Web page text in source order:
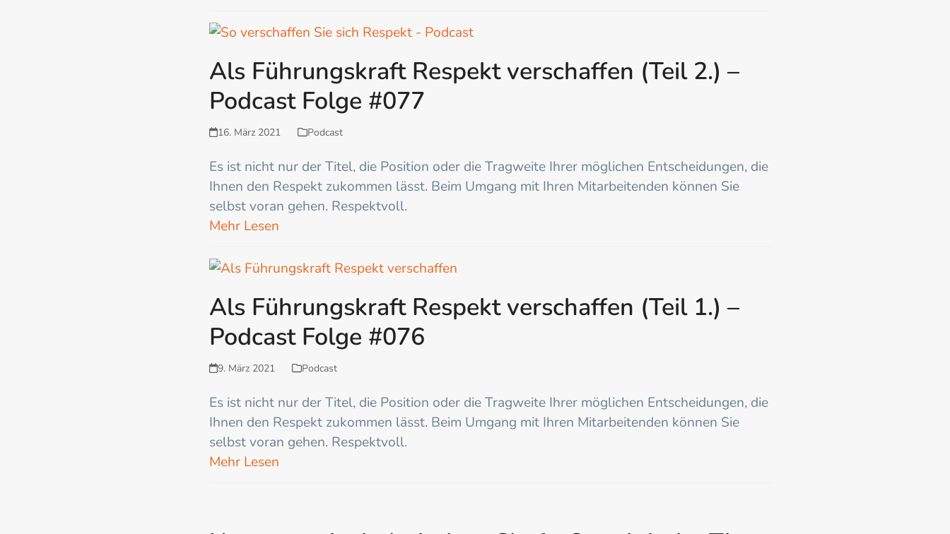
Als Führungskraft Respekt verschaffen (Teil 2.) –
Podcast Folge #077
16. März 2021 Podcast
Es ist nicht nur der Titel, die Position oder die Tragweite Ihrer möglichen Entscheidungen, die
Ihnen den Respekt zukommen lässt. Beim Umgang mit Ihren Mitarbeitenden können Sie
selbst voran gehen. Respektvoll.
Mehr Lesen
Als Führungskraft Respekt verschaffen (Teil 1.) –
Podcast Folge #076
9. März 2021 Podcast
Es ist nicht nur der Titel, die Position oder die Tragweite Ihrer möglichen Entscheidungen, die
Ihnen den Respekt zukommen lässt. Beim Umgang mit Ihren Mitarbeitenden können Sie
selbst voran gehen. Respektvoll.
Mehr Lesen